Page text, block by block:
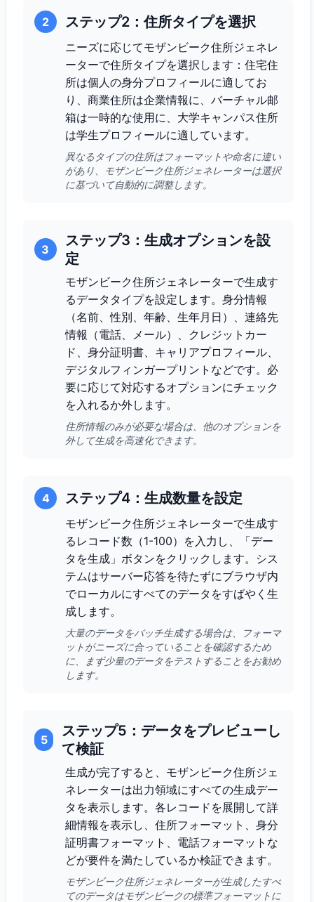
2 ステップ2：住所タイプを選択
ニーズに応じてモザンビーク住所ジェネレ
ーターで住所タイプを選択します：住宅住
所は個人の身分プロフィールに適してお
り、商業住所は企業情報に、バーチャル邮
箱は一時的な使用に、大学キャンパス住所
は学生プロフィールに適しています。
異なるタイプの住所はフォーマットや命名に違い
があり、モザンビーク住所ジェネレーターは選択
に基づいて自動的に調整します。
3
ステップ3：生成オプションを設
定
モザンビーク住所ジェネレーターで生成す
るデータタイプを設定します。身分情報
（名前、性別、年齢、生年月日）、連絡先
情報（電話、メール）、クレジットカー
ド、身分証明書、キャリアプロフィール、
デジタルフィンガープリントなどです。必
要に応じて対応するオプションにチェック
を入れるか外します。
住所情報のみが必要な場合は、他のオプションを
外して生成を高速化できます。
4 ステップ4：生成数量を設定
モザンビーク住所ジェネレーターで生成す
るレコード数（1-100）を入力し、「デー
タを生成」ボタンをクリックします。シス
テムはサーバー応答を待たずにブラウザ内
でローカルにすべてのデータをすばやく生
成します。
大量のデータをバッチ生成する場合は、フォーマ
ットがニーズに合っていることを確認するため
に、まず少量のデータをテストすることをお勧め
します。
5
ステップ5：データをプレビューし
て検証
生成が完了すると、モザンビーク住所ジェ
ネレーターは出力領域にすべての生成デー
タを表示します。各レコードを展開して詳
細情報を表示し、住所フォーマット、身分
証明書フォーマット、電話フォーマットな
どが要件を満たしているか検証できます。
モザンビーク住所ジェネレーターが生成したすべ
てのデータはモザンビークの標準フォーマットに